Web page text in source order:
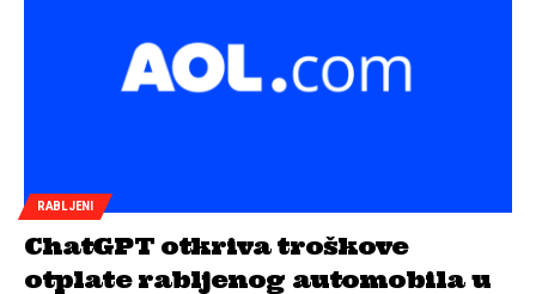
RABLJENI
ChatGPT otkriva troškove
otplate rabljenog automobila u